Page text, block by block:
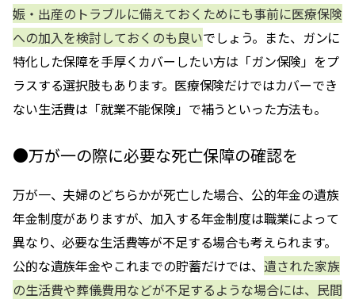
娠・出産のトラブルに備えておくためにも事前に医療保険
への加入を検討しておくのも良いでしょう。また、ガンに
特化した保障を手厚くカバーしたい方は「ガン保険」をプ
ラスする選択肢もあります。医療保険だけではカバーでき
ない生活費は「就業不能保険」で補うといった方法も。
●万が一の際に必要な死亡保障の確認を
万が一、夫婦のどちらかが死亡した場合、公的年金の遺族
年金制度がありますが、加入する年金制度は職業によって
異なり、必要な生活費等が不足する場合も考えられます。
公的な遺族年金やこれまでの貯蓄だけでは、 遺された家族
の生活費や葬儀費用などが不足するような場合には、民間